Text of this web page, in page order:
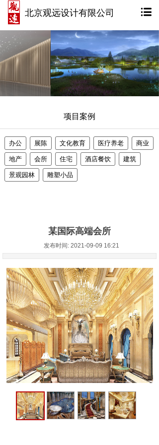
项目案例
办公 展陈 文化教育 医疗养老 商业
地产 会所 住宅 酒店餐饮 建筑
景观园林 雕塑小品
某国际高端会所
发布时间: 2021-09-09 16:21
北京观远设计有限公司